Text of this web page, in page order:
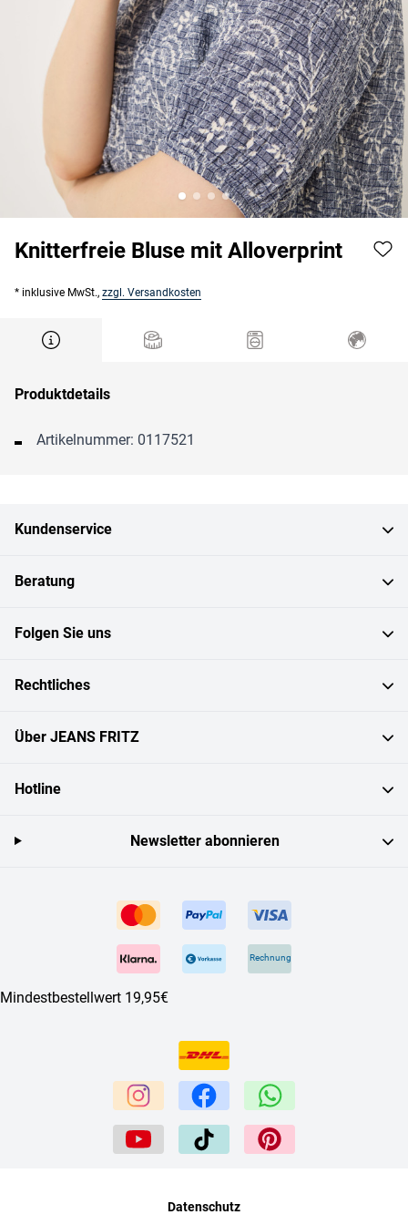
Knitterfreie Bluse mit Alloverprint
* inklusive MwSt., zzgl. Versandkosten
Produktdetails
Artikelnummer: 0117521
Kundenservice
Beratung
Folgen Sie uns
Rechtliches
Über JEANS FRITZ
Hotline
Rechnung
Mindestbestellwert 19,95€
Newsletter abonnieren
Datenschutz